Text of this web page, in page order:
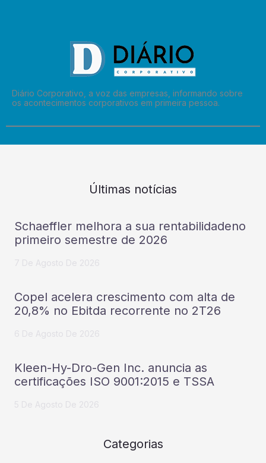
Diário Corporativo, a voz das empresas, informando sobre
os acontecimentos corporativos em primeira pessoa.
Últimas notícias
Schaeffler melhora a sua rentabilidadeno
primeiro semestre de 2026
Copel acelera crescimento com alta de
20,8% no Ebitda recorrente no 2T26
Kleen-Hy-Dro-Gen Inc. anuncia as
certificações ISO 9001:2015 e TSSA
Categorias